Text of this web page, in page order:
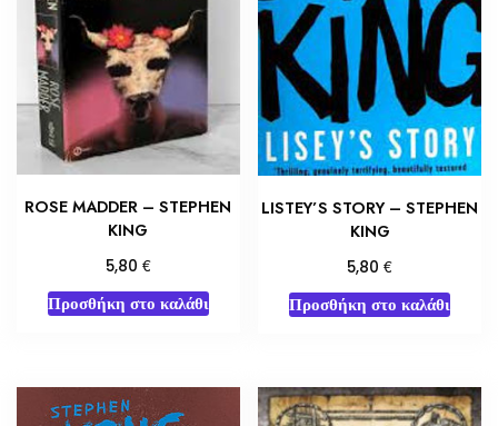
ROSE MADDER – STEPHEN
KING
5,80 €
Προσθήκη στο καλάθι
LISTEY’S STORY – STEPHEN
KING
5,80€
Προσθήκη στο καλάθι